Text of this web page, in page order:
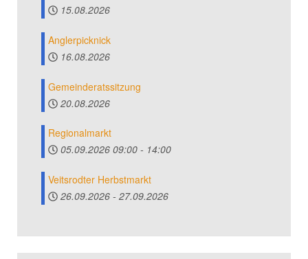
15.08.2026
Anglerpicknick
16.08.2026
Gemeinderatssitzung
20.08.2026
Regionalmarkt
05.09.2026 09:00 - 14:00
Veitsrodter Herbstmarkt
26.09.2026 - 27.09.2026